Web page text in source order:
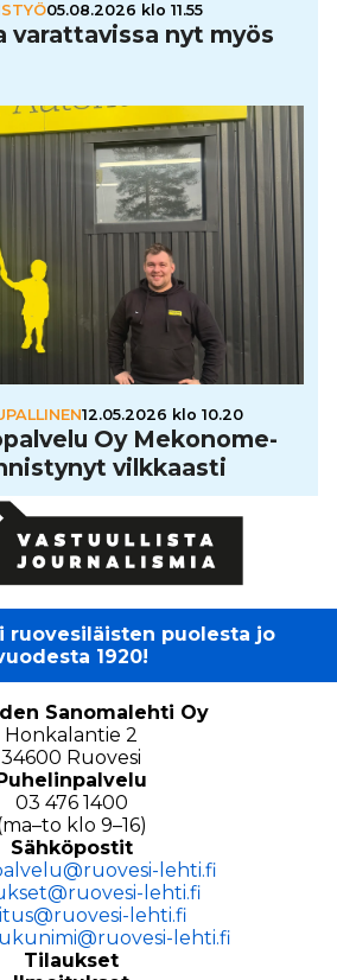
05.08.2026 klo 11.55
varat­ta­vissa nyt myös
12.05.2026 klo 10.20
Oy Meko­no­me­
vilk­kaasti
ruovesiläisten puolesta jo
1920!
Sanomalehti Oy
Honkalantie 2
34600 Ruovesi
03 476 1400
klo 9–16)
Sähköpostit
lehti.fi
lehti.fi
lehti.fi
lehti.fi
Tilaukset